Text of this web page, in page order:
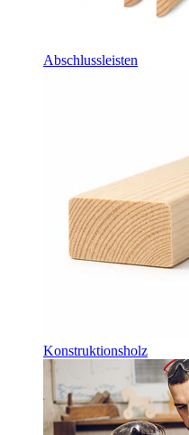
Abschlussleisten
Konstruktionsholz